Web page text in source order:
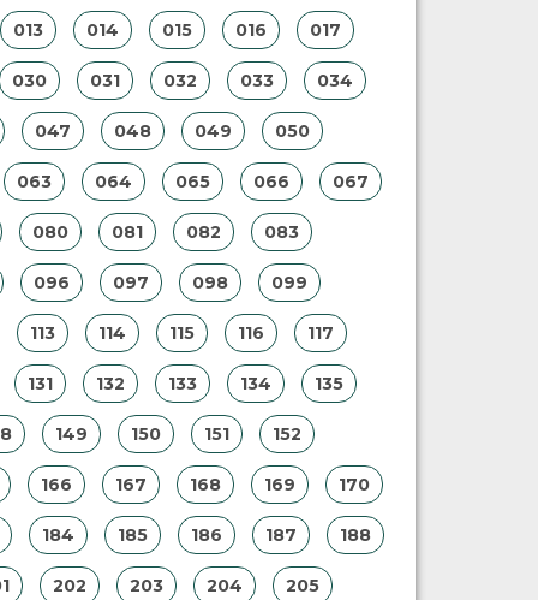
013 014 015 016 017
030 031 032 033 034
047 048 049 050
063 064 065 066 067
080 081 082 083
096 097 098 099
113 114 115 116 117
131 132 133 134 135
149 150 151 152
166 167 168 169 170
184 185 186 187 188
202 203 204 205